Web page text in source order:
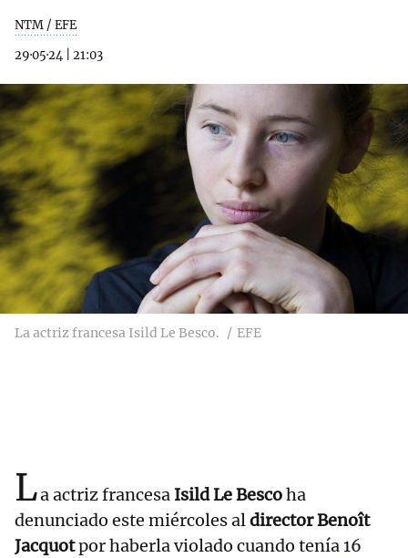
NTM / EFE
29·05·24
21:03
La actriz francesa Isild Le Besco. EFE
La actriz francesa Isild Le Bescoha
denunciado este miércoles aldirector Benoît
Jacquotpor haberla violado cuando tenía 16